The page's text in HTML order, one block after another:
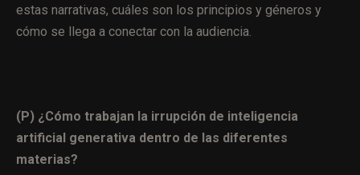
estas narrativas, cuáles son los principios y géneros y
cómo se llega a conectar con la audiencia.
(P) ¿Cómo trabajan la irrupción de inteligencia
artificial generativa dentro de las diferentes
materias?